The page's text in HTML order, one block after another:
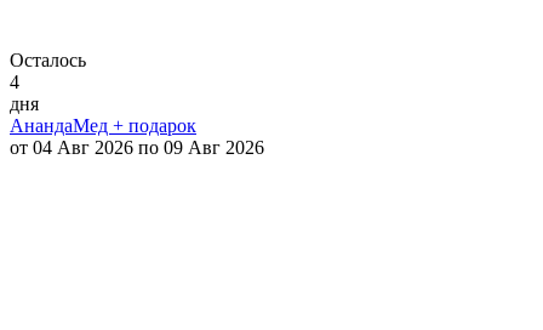
Осталось
4
дня
АнандаМед + подарок
от 04 Авг 2026 по 09 Авг 2026